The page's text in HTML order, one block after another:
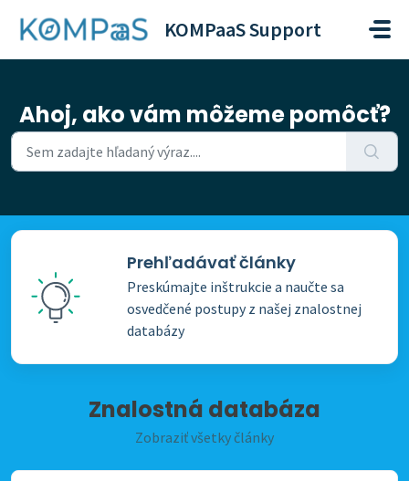
KOMPaaS Support
Ahoj, ako vám môžeme pomôcť?
Prehľadávať články
Preskúmajte inštrukcie a naučte sa
osvedčené postupy z našej znalostnej
databázy
Znalostná databáza
Zobraziť všetky články